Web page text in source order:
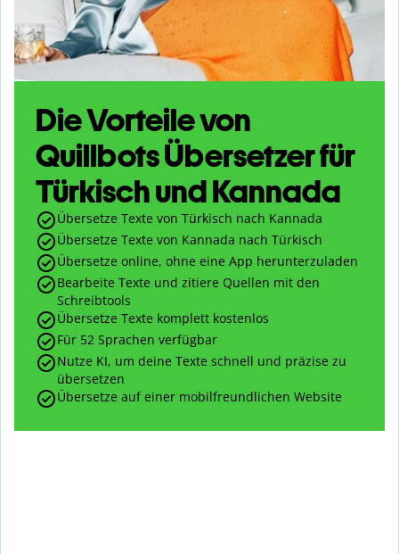
Die Vorteile von
Quillbots Übersetzer für
Türkisch und Kannada
Übersetze Texte von Türkisch nach Kannada
Übersetze Texte von Kannada nach Türkisch
Übersetze online, ohne eine App herunterzuladen
Bearbeite Texte und zitiere Quellen mit den
Schreibtools
Übersetze Texte komplett kostenlos
Für 52 Sprachen verfügbar
Nutze KI, um deine Texte schnell und präzise zu
übersetzen
Übersetze auf einer mobilfreundlichen Website